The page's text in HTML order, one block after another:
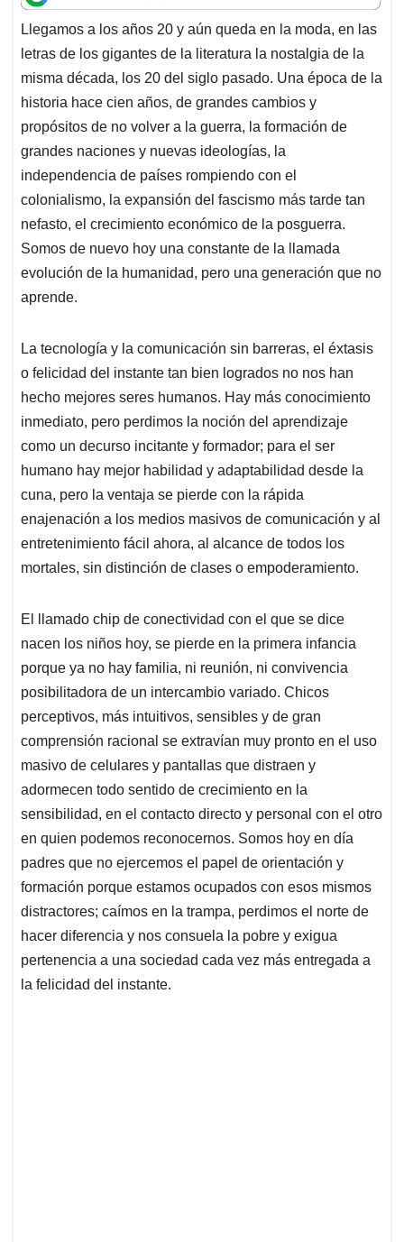
t
s
A
p
p
e
b
o
o
k
k
e
d
I
n
i
l
e
a
d
s
Llegamos a los años 20 y aún queda en la moda, en las
letras de los gigantes de la literatura la nostalgia de la
misma década, los 20 del siglo pasado. Una época de la
historia hace cien años, de grandes cambios y
propósitos de no volver a la guerra, la formación de
grandes naciones y nuevas ideologías, la
independencia de países rompiendo con el
colonialismo, la expansión del fascismo más tarde tan
nefasto, el crecimiento económico de la posguerra.
Somos de nuevo hoy una constante de la llamada
evolución de la humanidad, pero una generación que no
aprende.
La tecnología y la comunicación sin barreras, el éxtasis
o felicidad del instante tan bien logrados no nos han
hecho mejores seres humanos. Hay más conocimiento
inmediato, pero perdimos la noción del aprendizaje
como un decurso incitante y formador; para el ser
humano hay mejor habilidad y adaptabilidad desde la
cuna, pero la ventaja se pierde con la rápida
enajenación a los medios masivos de comunicación y al
entretenimiento fácil ahora, al alcance de todos los
mortales, sin distinción de clases o empoderamiento.
El llamado chip de conectividad con el que se dice
nacen los niños hoy, se pierde en la primera infancia
porque ya no hay familia, ni reunión, ni convivencia
posibilitadora de un intercambio variado. Chicos
perceptivos, más intuitivos, sensibles y de gran
comprensión racional se extravían muy pronto en el uso
masivo de celulares y pantallas que distraen y
adormecen todo sentido de crecimiento en la
sensibilidad, en el contacto directo y personal con el otro
en quien podemos reconocernos. Somos hoy en día
padres que no ejercemos el papel de orientación y
formación porque estamos ocupados con esos mismos
distractores; caímos en la trampa, perdimos el norte de
hacer diferencia y nos consuela la pobre y exigua
pertenencia a una sociedad cada vez más entregada a
la felicidad del instante.